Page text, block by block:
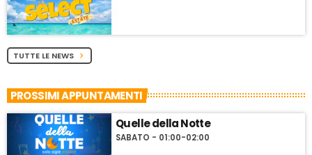
TUTTE LE NEWS chevron_right
PROSSIMI APPUNTAMENTI
Quelle della Notte
SABATO - 01:00-02:00